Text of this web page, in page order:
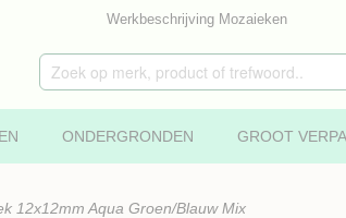
Werkbeschrijving Mozaieken
ONDERGRONDEN GROOT
12x12mm Aqua Groen/Blauw Mix